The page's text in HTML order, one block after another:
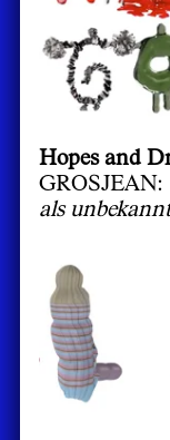
Hopes and
GROSJEAN:
als